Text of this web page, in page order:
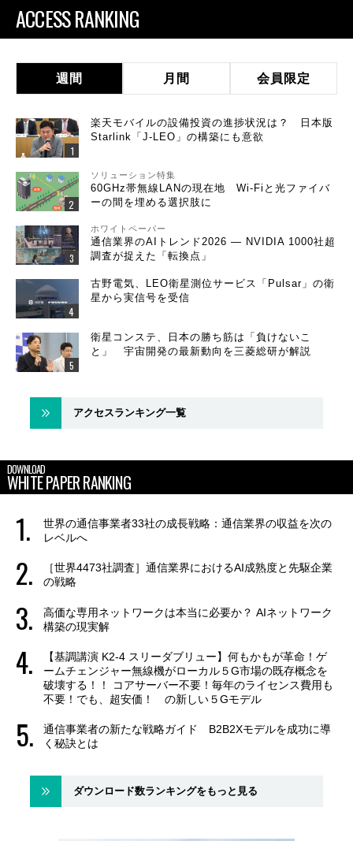
ACCESS RANKING
週間 月間 会員限定
楽天モバイルの設備投資の進捗状況は？ 日本版
Starlink「J-LEO」の構築にも意欲
ソリューション特集
60GHz帯無線LANの現在地 Wi-Fiと光ファイバ
ーの間を埋める選択肢に
ホワイトペーパー
通信業界のAIトレンド2026 ― NVIDIA 1000社超
調査が捉えた「転換点」
古野電気、LEO衛星測位サービス「Pulsar」の衛
星から実信号を受信
衛星コンステ、日本の勝ち筋は「負けないこ
と」 宇宙開発の最新動向を三菱総研が解説
アクセスランキング一覧
DOWNLOAD
WHITE PAPER RANKING
世界の通信事業者33社の成長戦略：通信業界の収益を次の
レベルへ
［世界4473社調査］通信業界におけるAI成熟度と先駆企業
の戦略
高価な専用ネットワークは本当に必要か？ AIネットワーク
構築の現実解
【基調講演 K2-4 スリーダブリュー】何もかもが革命！ゲ
ームチェンジャー無線機がローカル５G市場の既存概念を
破壊する！！ コアサーバー不要！毎年のライセンス費用も
不要！でも、超安価！ の新しい５Gモデル
通信事業者の新たな戦略ガイド B2B2Xモデルを成功に導
く秘訣とは
ダウンロード数ランキングをもっと見る